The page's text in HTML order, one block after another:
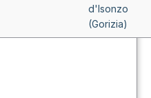
d'Isonzo
(Gorizia)